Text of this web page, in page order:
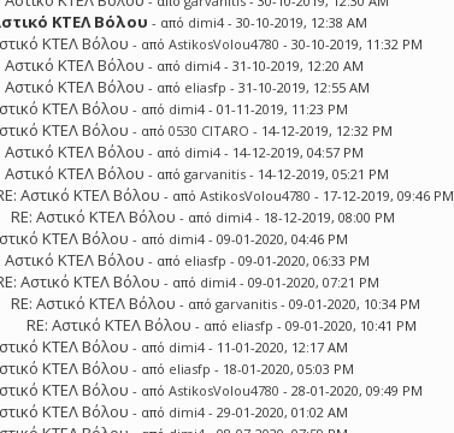
ΚΤΕΛ Βόλου - από dimi4 - 30-10-2019, 12:38 AM
ΚΤΕΛ Βόλου - απόAstikosVolou4780 - 30-10-2019, 11:32 PM
Αστικό ΚΤΕΛ Βόλου - από dimi4 - 31-10-2019, 12:20 AM
Αστικό ΚΤΕΛ Βόλου - από eliasfp - 31-10-2019, 12:55 AM
ΚΤΕΛ Βόλου - από dimi4 - 01-11-2019, 11:23 PM
ΚΤΕΛ Βόλου - από0530 CITARO - 14-12-2019, 12:32 PM
Αστικό ΚΤΕΛ Βόλου - από dimi4 - 14-12-2019, 04:57 PM
Αστικό ΚΤΕΛ Βόλου - απόgarvanitis - 14-12-2019, 05:21 PM
Αστικό ΚΤΕΛ Βόλου - απόAstikosVolou4780 - 17-12-2019, 09:46 PM
RE: Αστικό ΚΤΕΛ Βόλου - από dimi4 - 18-12-2019, 08:00 PM
ΚΤΕΛ Βόλου - από dimi4 - 09-01-2020, 04:46 PM
Αστικό ΚΤΕΛ Βόλου - από eliasfp - 09-01-2020, 06:33 PM
Αστικό ΚΤΕΛ Βόλου - από dimi4 - 09-01-2020, 07:21 PM
RE: Αστικό ΚΤΕΛ Βόλου - απόgarvanitis - 09-01-2020, 10:34 PM
RE: Αστικό ΚΤΕΛ Βόλου - από eliasfp - 09-01-2020, 10:41 PM
ΚΤΕΛ Βόλου - από dimi4 - 11-01-2020, 12:17 AM
ΚΤΕΛ Βόλου - από eliasfp - 18-01-2020, 05:03 PM
ΚΤΕΛ Βόλου - απόAstikosVolou4780 - 28-01-2020, 09:49 PM
ΚΤΕΛ Βόλου - από dimi4 - 29-01-2020, 01:02 AM